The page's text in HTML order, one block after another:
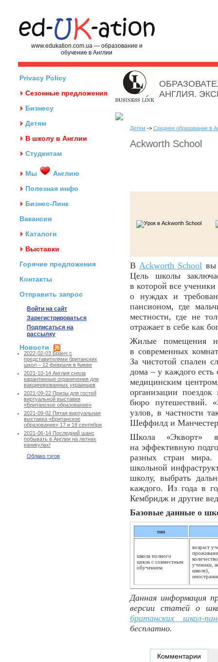
www.edukation.com.ua — образование и
обучение в Англии
Privacy Policy
Сезонные предложения
Бизнесу
Детям
В школу в Англии
Студентам
Мы
Англию
Полезная инфо
Бизнес-Линк
Вакансии
Каталоги
Выставки
Горячие предложения
Контакты
Отправить запрос
Войти на сайт
Зарегистрироваться
Подписаться на
рассылку
Новости
2022-02-03 Бранч с
представителями британских
школ – 12 февраля в Киеве
2021-10-14 Англия сняла
карантинные ограничения для
вакцинированных украинцев
2021-09-22 Призы для гостей
виртуальной выставки
«Британское образование»
2021-09-02 Пятая виртуальная
выставка «Британское
образование» 17 и 18 сентября
2021-06-14 Последний шанс
побывать в Англии на летних
каникулах!
Облако тэгов
АНГЛИЯ.
Детям -> Среднее образование в
Ackworth School
ВAckworth School вы
Цель школы
в которой все
о нуждах и
пансионом, где
местности, где не
отражает в себе как
Жилые помещения
в современных
За чистотой спален
дома – у каждого
медицинским
организации
бюро путешествий.
узлов, в частности
Шеффилд и
Школа «Экворт»
на эффективную
разных стран мира.
школьной
школу, выбрать
каждого. Из года в
Кембридж и другие
Базовые данные о
тип
школа полного
цикла с совместным
обучением
возраст
ученики,
школе),
Данная информация
версии статей о
британских школ-
бесплатно.
Комментарии